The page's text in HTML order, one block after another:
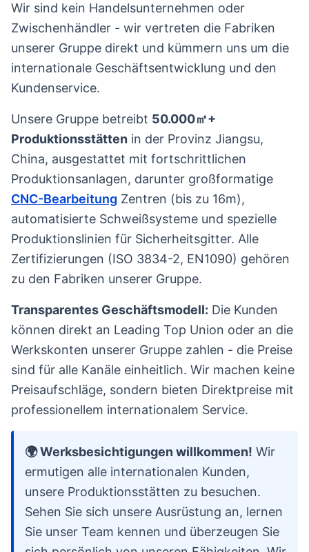
Wir sind kein Handelsunternehmen oder
Zwischenhändler - wir vertreten die Fabriken
unserer Gruppe direkt und kümmern uns um die
internationale Geschäftsentwicklung und den
Kundenservice.
Unsere Gruppe betreibt 50.000㎡+
Produktionsstätten in der Provinz Jiangsu,
China, ausgestattet mit fortschrittlichen
Produktionsanlagen, darunter großformatige
CNC-Bearbeitung Zentren (bis zu 16m),
automatisierte Schweißsysteme und spezielle
Produktionslinien für Sicherheitsgitter. Alle
Zertifizierungen (ISO 3834-2, EN1090) gehören
zu den Fabriken unserer Gruppe.
Transparentes Geschäftsmodell: Die Kunden
können direkt an Leading Top Union oder an die
Werkskonten unserer Gruppe zahlen - die Preise
sind für alle Kanäle einheitlich. Wir machen keine
Preisaufschläge, sondern bieten Direktpreise mit
professionellem internationalem Service.
🌍 Werksbesichtigungen willkommen! Wir
ermutigen alle internationalen Kunden,
unsere Produktionsstätten zu besuchen.
Sehen Sie sich unsere Ausrüstung an, lernen
Sie unser Team kennen und überzeugen Sie